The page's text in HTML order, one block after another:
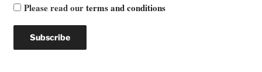
Please read ourterms and conditions